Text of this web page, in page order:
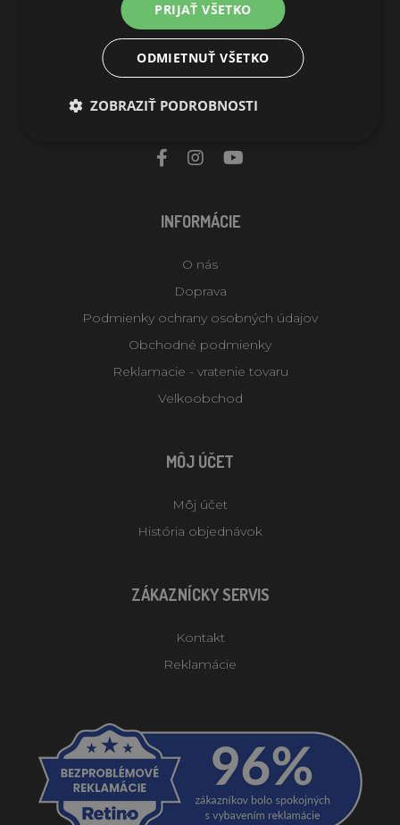
U Sloupů 22
385 01 Vimperk
info@agrofortel.sk
INFORMÁCIE
O nás
Doprava
Podmienky ochrany osobných údajov
Obchodné podmienky
Reklamacie - vratenie tovaru
Velkoobchod
MÔJ ÚČET
Môj účet
História objednávok
ZÁKAZNÍCKY SERVIS
Kontakt
Reklamácie
PRIJAŤ VŠETKO
ODMIETNUŤ VŠETKO
ZOBRAZIŤ PODROBNOSTI